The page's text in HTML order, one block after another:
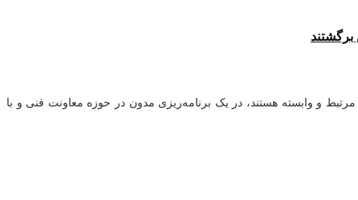
و وابسته هستند، در یک برنامه‌ریزی مدون در حوزه معاونت فنی و با